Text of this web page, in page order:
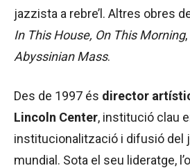
jazzista a rebre’l. Altres obres
In This House, On This Morning,
Abyssinian Mass.
Des de 1997 és director
Lincoln Center, institució clau
institucionalització i difusió del
mundial. Sota el seu lideratge,